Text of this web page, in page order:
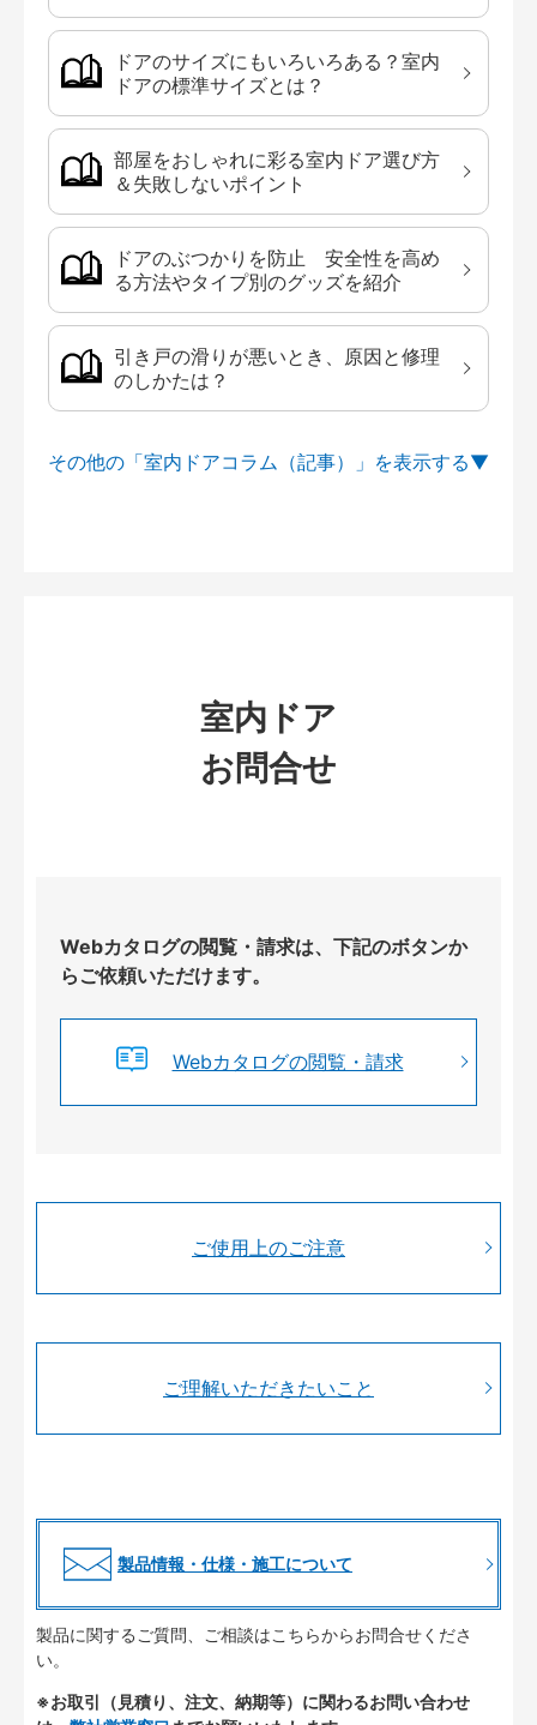
ドアのサイズにもいろいろある？室内
ドアの標準サイズとは？
部屋をおしゃれに彩る室内ドア選び方
＆失敗しないポイント
ドアのぶつかりを防止 安全性を高め
る方法やタイプ別のグッズを紹介
引き戸の滑りが悪いとき、原因と修理
のしかたは？
その他の「室内ドアコラム（記事）」を
室内ドア
お問合せ
Webカタログの閲覧・請求は、下記のボタンか
らご依頼いただけます。
Webカタログの閲覧・請求
ご使用上のご注意
ご理解いただきたいこと
製品情報・仕様・施工について
製品に関するご質問、ご相談はこちらからお問合せくださ
い。
※お取引（見積り、注文、納期等）に関わるお問い合わせ